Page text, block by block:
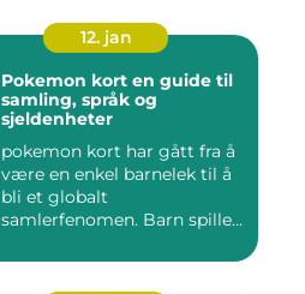
12. jan
Pokemon kort en guide til
samling, språk og
sjeldenheter
pokemon kort har gått fra å
være en enkel barnelek til å
bli et globalt
samlerfenomen. Barn spiller